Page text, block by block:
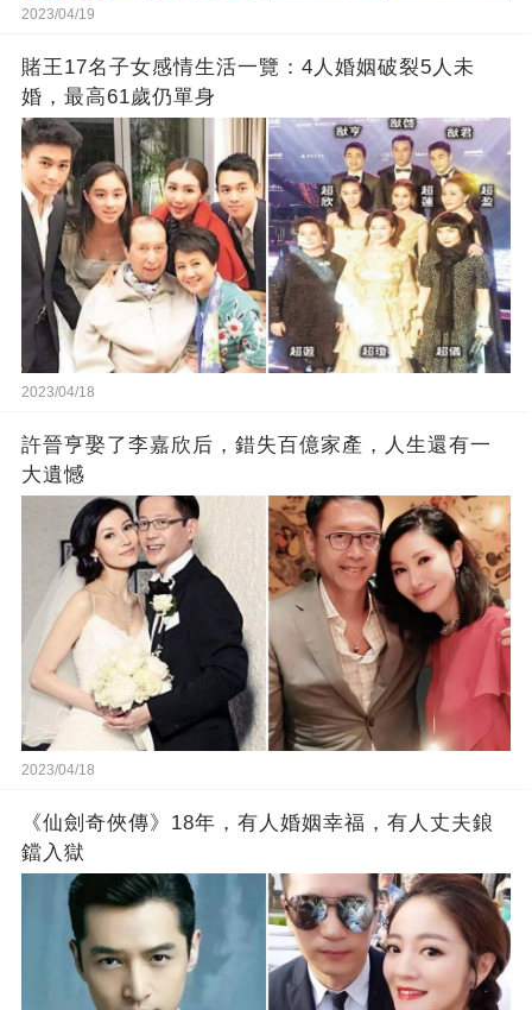
2023/04/19
賭王17名子女感情生活一覽：4人婚姻破裂5人未
婚，最高61歲仍單身
2023/04/18
許晉亨娶了李嘉欣后，錯失百億家產，人生還有一
大遺憾
2023/04/18
《仙劍奇俠傳》18年，有人婚姻幸福，有人丈夫鋃
鐺入獄